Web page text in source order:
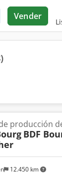
Vender
12.450 km
producción
BDF